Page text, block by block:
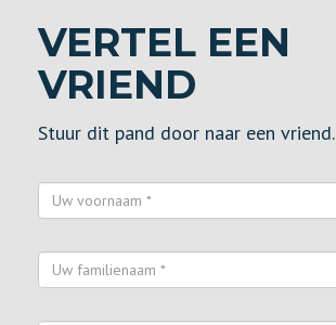
VERTEL EEN
VRIEND
Stuur dit pand door naar een vriend.